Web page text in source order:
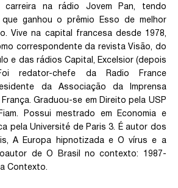
carreira na rádio Jovem Pan, tendo
ganhou o prêmio Esso de melhor
Vive na capital francesa desde 1978,
correspondente da revista Visão, do
e das rádios Capital, Excelsior (depois
redator-chefe da Radio France
da Associação da Imprensa
Graduou-se em Direito pela USP
Possui mestrado em Economia e
pela Université de Paris 3. É autor dos
A Europa hipnotizada e O vírus e a
de O Brasil no contexto: 1987-
Contexto.